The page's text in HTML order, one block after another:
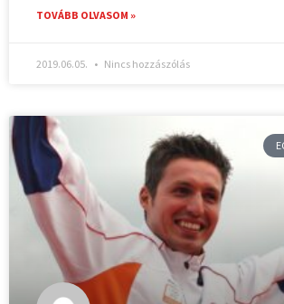
TOVÁBB OLVASOM »
2019.06.05. Nincs hozzászólás